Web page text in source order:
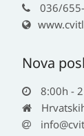
036/
Nova
8:00h -